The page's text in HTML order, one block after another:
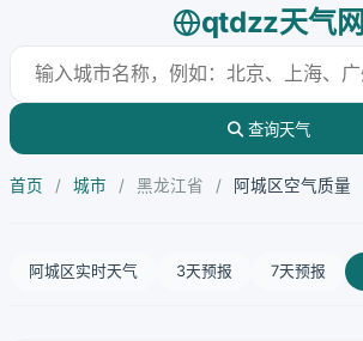
qtdzz天气网
查询天气
首页 / 城市 / 黑龙江省 / 阿城区空气质量
阿城区实时天气 3天预报 7天预报